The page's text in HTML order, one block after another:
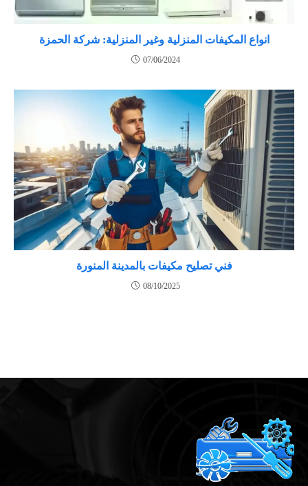
انواع المكيفات المنزلية وغير المنزلية: شركة الحمزة
07/06/2024
فني تصليح مكيفات بالمدينة المنورة
08/10/2025